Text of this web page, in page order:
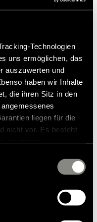
Technologien
uns ermöglichen, das
auszuwerten und
haben wir Inhalte
die ihren Sitz in den
liegen für die
nicht vor. Es besteht
können Daten für
finden Sie in
. Akzeptieren Sie oder